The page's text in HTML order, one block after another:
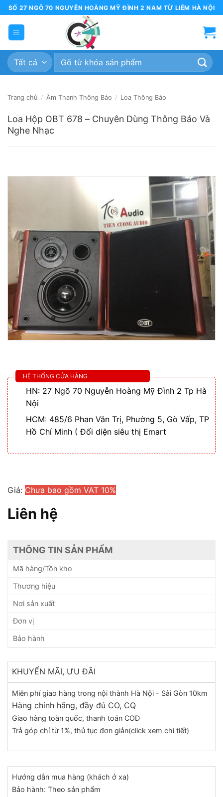
Bỏ
qua
dung
SỐ 27 NGÕ 70 NGUYỄN HOÀNG MỸ ĐÌNH 2 NAM TỪ LIÊM HÀ NỘI
Tìm
Trang chủ / Âm Thanh Thông Báo / Loa Thông Báo
Loa Hộp OBT 678 – Chuyên Dùng Thông Báo Và
Nghe Nhạc
HỆ THỐNG CỬA HÀNG
HN: 27 Ngõ 70 Nguyễn Hoàng Mỹ Đình 2 Tp Hà
Nội
HCM: 485/6 Phan Văn Trị, Phường 5, Gò Vấp, TP
Hồ Chí Minh ( Đối diện siêu thị Emart
Giá: Chưa bao gồm VAT 10%
Liên hệ
THÔNG TIN SẢN PHẨM
Mã hàng/Tồn kho
Thương hiệu
Nơi sản xuất
Đơn vị
Bảo hành
KHUYẾN MÃI, ƯU ĐÃI
Miễn phí giao hàng trong nội thành Hà Nội - Sài Gòn 10km
Hàng chính hãng, đầy đủ CO, CQ
Giao hàng toàn quốc, thanh toán COD
Trả góp chỉ từ 1%, thủ tục đơn giản(click xem chi tiết)
Hướng dẫn mua hàng (khách ở xa)
Bảo hành: Theo sản phẩm